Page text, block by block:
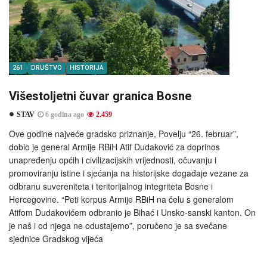
261 DRUŠTVO HISTORIJA
Višestoljetni čuvar granica Bosne
STAV 6 godina ago 2.459
Ove godine najveće gradsko priznanje, Povelju “26. februar”,
dobio je general Armije RBiH Atif Dudaković za doprinos
unapređenju općih i civilizacijskih vrijednosti, očuvanju i
promoviranju istine i sjećanja na historijske događaje vezane za
odbranu suvereniteta i teritorijalnog integriteta Bosne i
Hercegovine. “Peti korpus Armije RBiH na čelu s generalom
Atifom Dudakovićem odbranio je Bihać i Unsko-sanski kanton. On
je naš i od njega ne odustajemo”, poručeno je sa svečane
sjednice Gradskog vijeća